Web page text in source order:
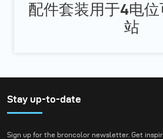
配件套装用于4电
站
Stay up-to-date
Sign up for the broncolor newsletter. Get